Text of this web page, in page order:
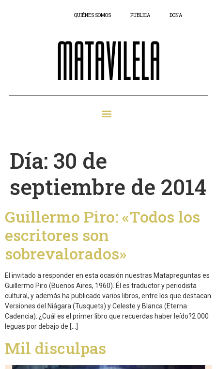
QUIÉNES SOMOS PUBLICA DONA
Día: 30 de
septiembre de 2014
Guillermo Piro: «Todos los
escritores son
sobrevalorados»
El invitado a responder en esta ocasión nuestras Matapreguntas es
Guillermo Piro (Buenos Aires, 1960). Él es traductor y periodista
cultural, y además ha publicado varios libros, entre los que destacan
Versiones del Niágara (Tusquets) y Celeste y Blanca (Eterna
Cadencia). ¿Cuál es el primer libro que recuerdas haber leído?2 000
leguas por debajo de […]
Mil disculpas